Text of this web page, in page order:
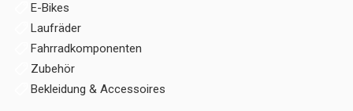
E-Bikes
Laufräder
Fahrradkomponenten
Zubehör
Bekleidung & Accessoires